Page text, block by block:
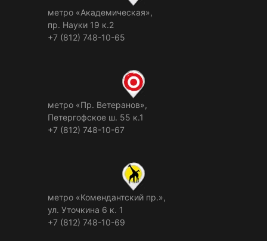
метро «Академическая»,
пр. Науки 19 к.2
+7 (812) 748-10-65
метро «Пр. Ветеранов»,
Петергофское ш. 55 к.1
+7 (812) 748-10-67
метро «Комендантский пр.»,
ул. Уточкина 6 к. 1
+7 (812) 748-10-69